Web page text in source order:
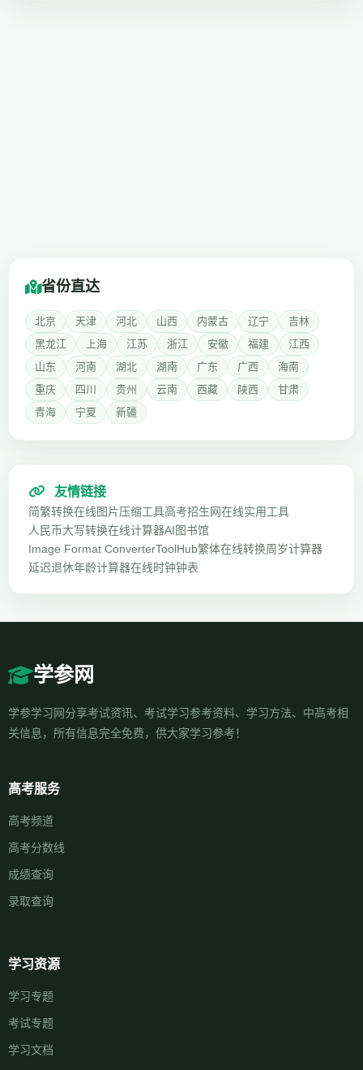
省份直达
北京 天津 河北 山西 内蒙古 辽宁
吉林
黑龙江
上海 江苏 浙江 安徽 福建
江西
山东
河南 湖北 湖南 广东 广西
海南
重庆
四川 贵州 云南 西藏 陕西
甘肃
青海
宁夏 新疆
友情链接
简繁转换在线图片压缩工具高考招生网在线实用工具
人民币大写转换在线计算器AI图书馆
Image Format ConverterToolHub繁体在线转换周岁计算器
延迟退休年龄计算器在线时钟钟表
学参网
学参学习网分享考试资讯、考试学习参考资料、学习方法、中高考相
关信息，所有信息完全免费，供大家学习参考！
高考服务
高考频道
高考分数线
成绩查询
录取查询
学习资源
学习专题
考试专题
学习文档